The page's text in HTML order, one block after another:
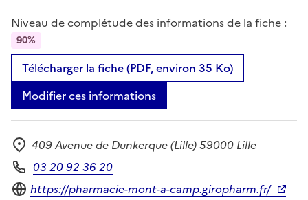
Niveau de complétude des informations de la fiche :
90%
Télécharger la fiche (PDF, environ 35 Ko)
Modifier ces informations
Adresse
409 Avenue de Dunkerque (Lille) 59000 Lille
Téléphone
03 20 92 36 20
Site internet
https://pharmacie-mont-a-camp.giropharm.fr/